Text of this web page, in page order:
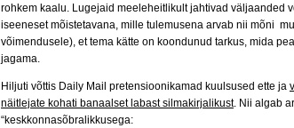
rohkem kaalu. Lugejaid meeleheitlikult jahtivad väljaanded
iseeneset mõistetavana, mille tulemusena arvab nii mõni
võimendusele), et tema kätte on koondunud tarkus, mida
jagama.
Hiljuti võttis Daily Mail pretensioonikamad kuulsused ette ja
näitlejate kohati banaalset labast silmakirjalikust. Nii algab
“keskkonnasõbralikkusega: